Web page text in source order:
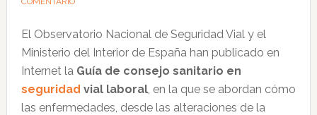
El Observatorio Nacional de Seguridad Vial y el
Ministerio del Interior de España han publicado en
Internet la Guía de consejo sanitario en
seguridad vial laboral, en la que se abordan cómo
las enfermedades, desde las alteraciones de la